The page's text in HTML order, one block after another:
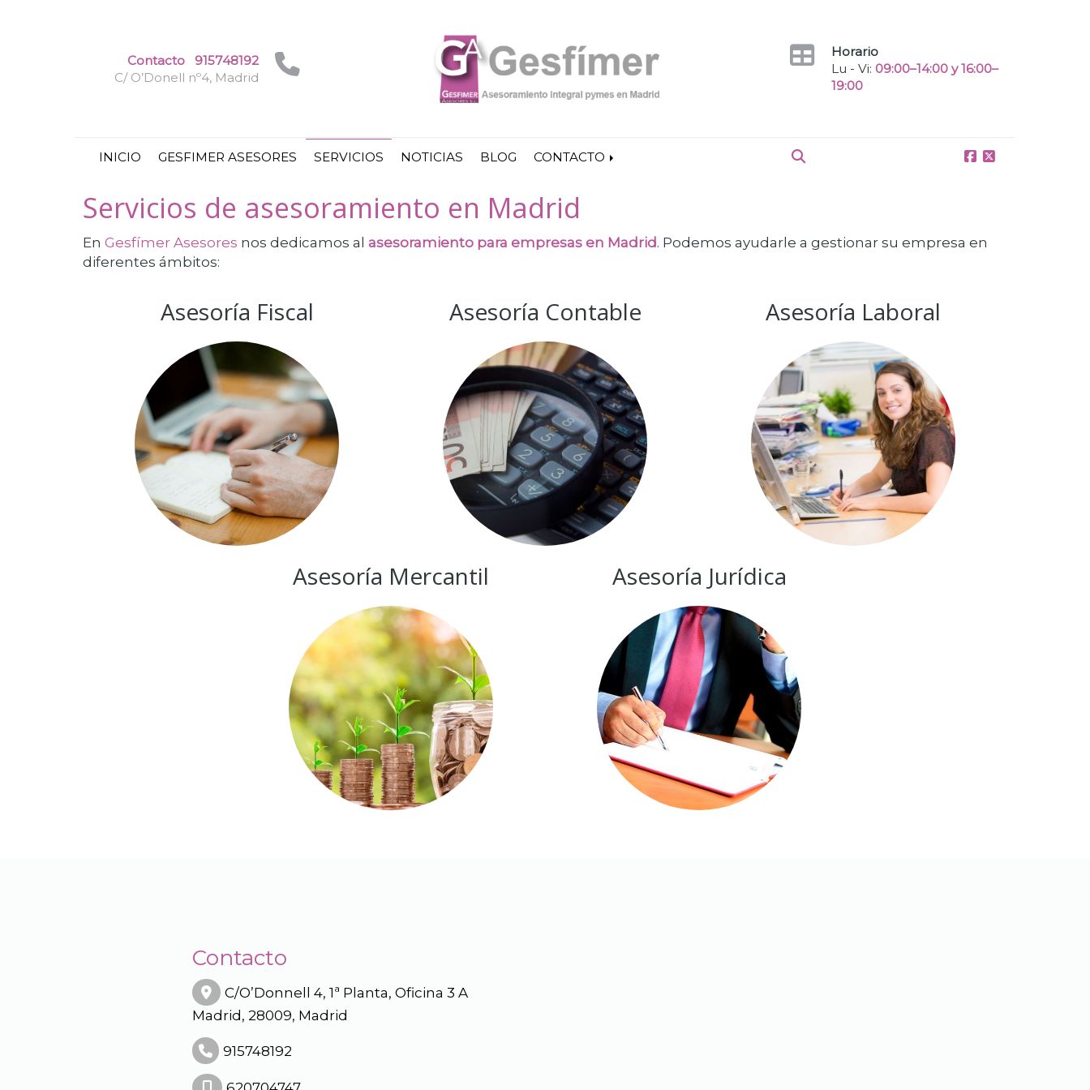
Contacto
915748192
C/ O’Donell nº4, Madrid
Horario
Lu - Vi: 09:00–14:00 y 16:00–
19:00
INICIO GESFIMER ASESORES SERVICIOS NOTICIAS BLOG CONTACTO
Servicios de asesoramiento en Madrid
En Gesfímer Asesores nos dedicamos al asesoramiento para empresas en Madrid. Podemos ayudarle a gestionar su empresa en
diferentes ámbitos:
Asesoría Fiscal Asesoría Contable Asesoría Laboral
Asesoría Mercantil Asesoría Jurídica
Contacto
C/O’Donnell 4, 1ª Planta, Oficina 3 A
Madrid,28009, Madrid
915748192